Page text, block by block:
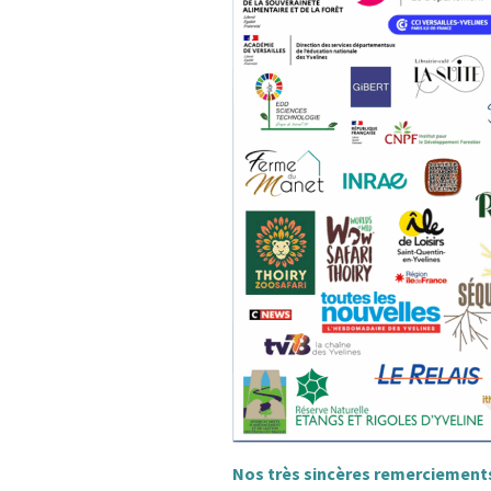
bêtes de Thoiry
« Sauvez la Planète »
Sensibilisation des
industriels Le
Le
ZAC
Quid
de
des
Nos très sincères